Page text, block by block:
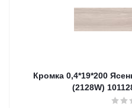
Кромка 0,4*19*200
(2128W)